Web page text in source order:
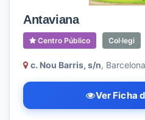
Antaviana
Centro Público Col·legi
c. Nou Barris, s/n,
Ver Ficha